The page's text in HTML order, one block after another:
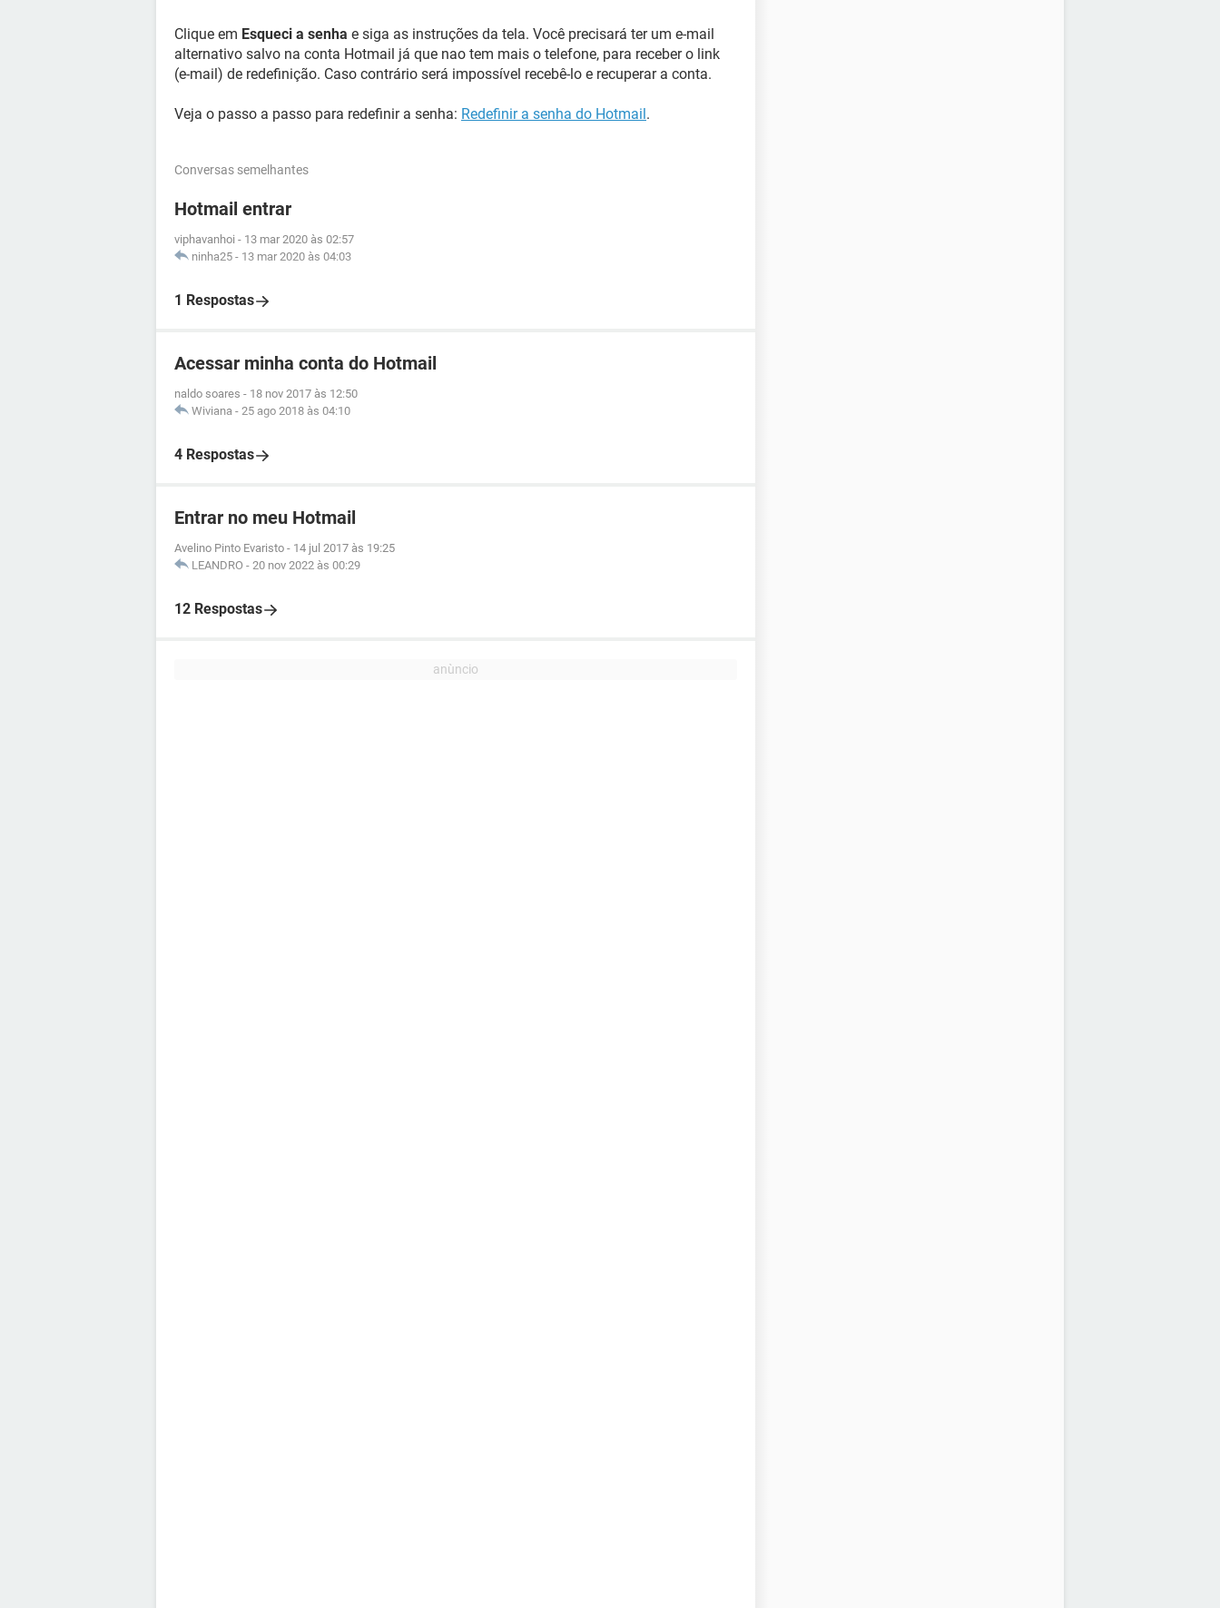
Clique em Esqueci a senha e siga as instruções da tela. Você precisará ter um e-mail
alternativo salvo na conta Hotmail já que nao tem mais o telefone, para receber o link
(e-mail) de redefinição. Caso contrário será impossível recebê-lo e recuperar a conta.
Veja o passo a passo para redefinir a senha: Redefinir a senha do Hotmail.
Conversas semelhantes
Hotmail entrar
viphavanhoi - 13 mar 2020 às 02:57
ninha25 - 13 mar 2020 às 04:03
1 Respostas
Acessar minha conta do Hotmail
naldo soares - 18 nov 2017 às 12:50
Wiviana - 25 ago 2018 às 04:10
4 Respostas
Entrar no meu Hotmail
Avelino Pinto Evaristo - 14 jul 2017 às 19:25
LEANDRO - 20 nov 2022 às 00:29
12 Respostas